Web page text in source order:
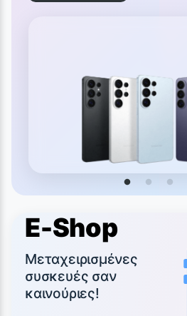
E-Shop
Μεταχειρισμένες
συσκευές σαν
καινούριες!